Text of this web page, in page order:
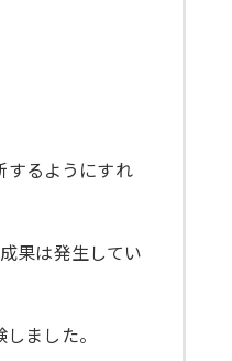
するようにすれ
果は発生してい
ました。